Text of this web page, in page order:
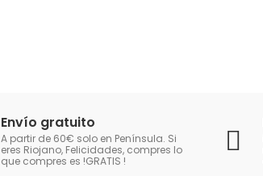
Envío gratuito
A partir de 60€ solo en Península. Si
eres Riojano, Felicidades, compres lo
que compres es !GRATIS !